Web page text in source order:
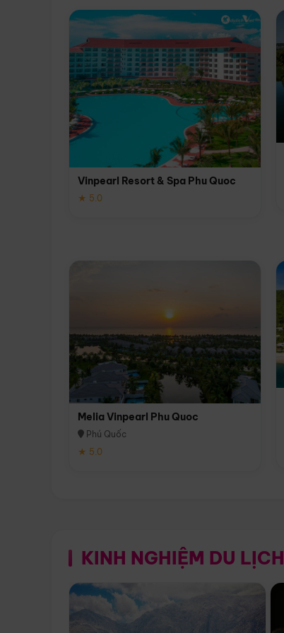
Vinpearl Resort & Spa Phu Quoc
★ 5.0
Melia Vinpearl Phu Quoc
Phú Quốc
★ 5.0
KINH NGHIỆM DU LỊCH